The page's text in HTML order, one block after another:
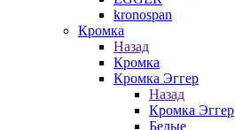
kronospan
Кромка
Назад
Кромка
Кромка Эггер
Назад
Кромка Эггер
Белые